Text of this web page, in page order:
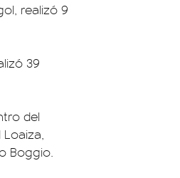
realizó 9
39
del
Boggio.